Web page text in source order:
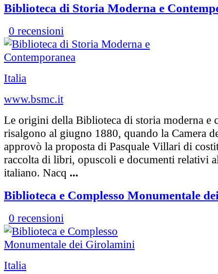
Biblioteca di Storia Moderna e
0 recensioni
Italia
www.bsmc.it
Le origini della Biblioteca di storia moderna e
risalgono al giugno 1880, quando la Camera
approvò la proposta di Pasquale Villari di
raccolta di libri, opuscoli e documenti relativi
italiano. Nacq ...
Biblioteca e Complesso Monumentale
0 recensioni
Italia